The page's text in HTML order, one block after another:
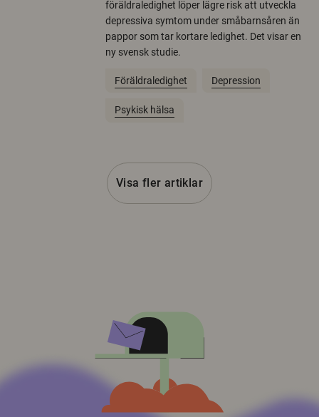
föräldraledighet löper lägre risk att utveckla
depressiva symtom under småbarnsåren än
pappor som tar kortare ledighet. Det visar en
ny svensk studie.
Föräldraledighet Depression
Psykisk hälsa
Visa fler artiklar